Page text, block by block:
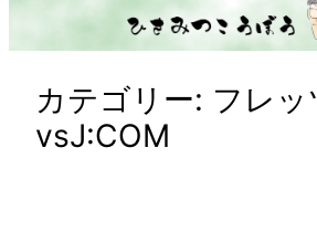
カテゴリー: フレッ
vsJ:COM